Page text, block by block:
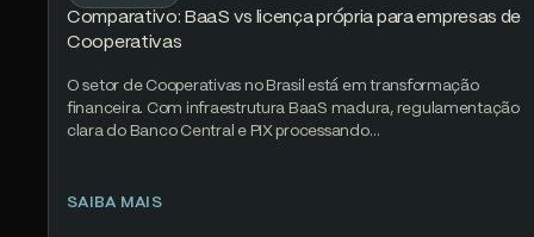
Comparativo: BaaS vs licença própria para empresas de
Cooperativas
O setor de Cooperativas no Brasil está em transformação
financeira. Com infraestrutura BaaS madura, regulamentação
clara do Banco Central e PIX processando…
SAIBA MAIS